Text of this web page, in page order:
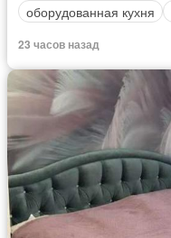
оборудованная кухня
23 часов назад